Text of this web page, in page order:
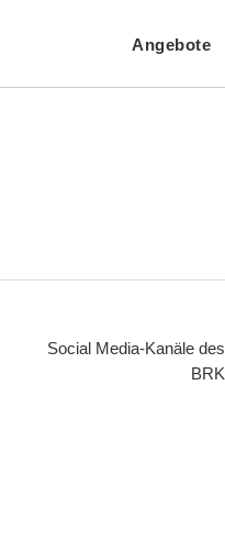
Angebote
Social Media-Kanäle des
BRK